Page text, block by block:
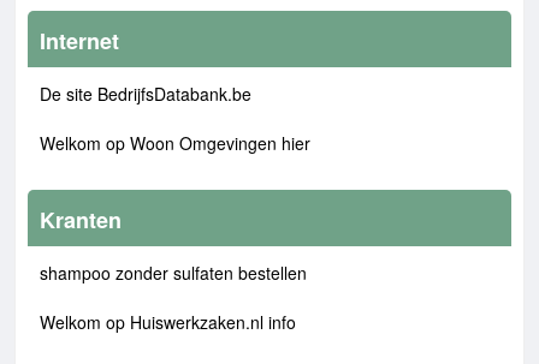
Internet
De site BedrijfsDatabank.be
Welkom op Woon Omgevingen hier
Kranten
shampoo zonder sulfaten bestellen
Welkom op Huiswerkzaken.nl info